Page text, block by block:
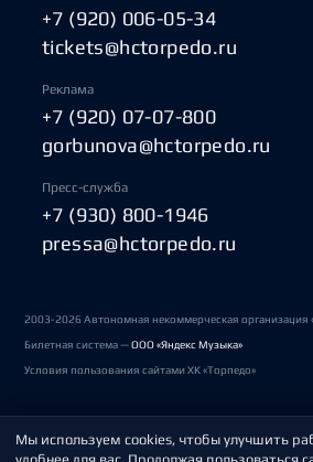
+7 (920) 006-05-34
tickets@hctorpedo.ru
Реклама
+7 (920) 07-07-800
gorbunova@hctorpedo.ru
Пресс-служба
+7 (930) 800-1946
pressa@hctorpedo.ru
2003-2026 Автономная некоммерческая организация
Билетная система —ООО «Яндекс Музыка»
Условия пользования сайтами ХК «Торпедо»
Политика обработки персональных данных
Мы используем cookies, чтобы улучшить